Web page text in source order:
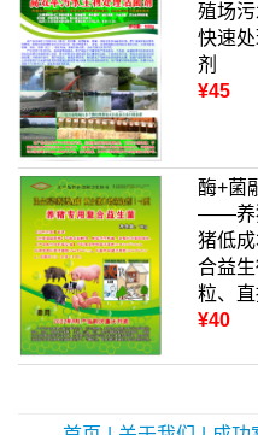
殖场
快速
剂
¥45
酶+菌
——养
猪低
合益
粒、
¥40